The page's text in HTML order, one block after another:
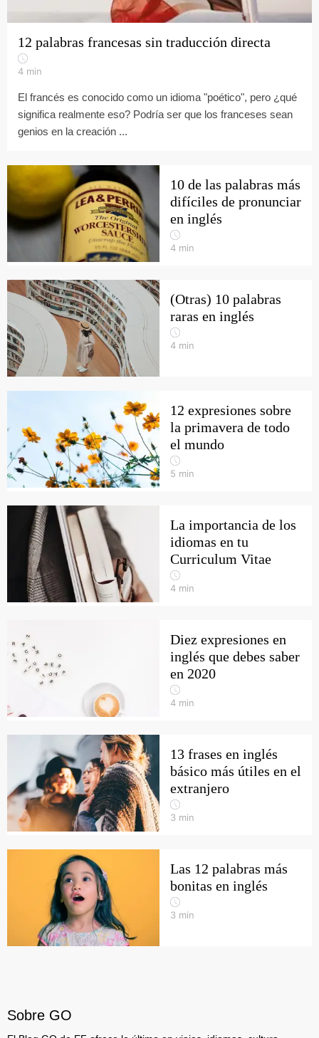
12 palabras francesas sin traducción directa
4 min
El francés es conocido como un idioma "poético", pero ¿qué
significa realmente eso? Podría ser que los franceses sean
genios en la creación ...
10 de las palabras más
difíciles de pronunciar
en inglés
4 min
(Otras) 10 palabras
raras en inglés
4 min
12 expresiones sobre
la primavera de todo
el mundo
5 min
La importancia de los
idiomas en tu
Curriculum Vitae
4 min
Diez expresiones en
inglés que debes saber
en 2020
4 min
13 frases en inglés
básico más útiles en el
extranjero
3 min
Las 12 palabras más
bonitas en inglés
3 min
Sobre GO